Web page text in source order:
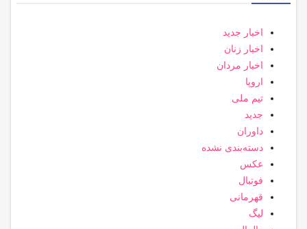
اخبار جدید
اخبار زنان
اخبار مردان
اروپا
تیم ملی
جدید
داوران
دسته‌بندی نشده
عکس
فوتبال
قهرمانی
لیگ